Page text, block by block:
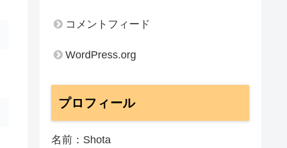
コメントフィード
WordPress.org
プロフィール
名前：Shota